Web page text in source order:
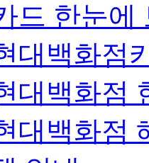
드 한눈에
대백화점
대백화점
대백화점